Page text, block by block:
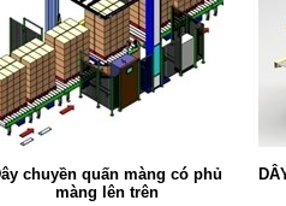
chuyền quấn màng có phủ
màng lên trên